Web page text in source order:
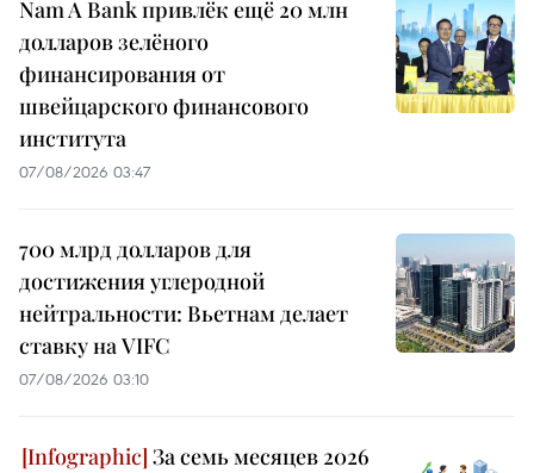
Nam A Bank привлёк ещё 20 млн
долларов зелёного
финансирования от
швейцарского финансового
института
07/08/2026 03:47
700 млрд долларов для
достижения углеродной
нейтральности: Вьетнам делает
ставку на VIFC
07/08/2026 03:10
За семь месяцев 2026